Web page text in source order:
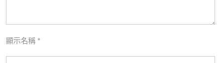
顯示名稱 *